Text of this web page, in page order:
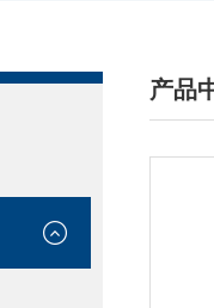
产品
/